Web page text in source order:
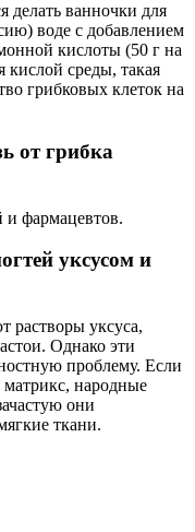
делать ванночки для
воде с добавлением
кислоты (50 г на
кислой среды, такая
грибковых клеток на
от грибка
и фармацевтов.
уксусом и
растворы уксуса,
Однако эти
проблему. Если
народные
они
ткани.